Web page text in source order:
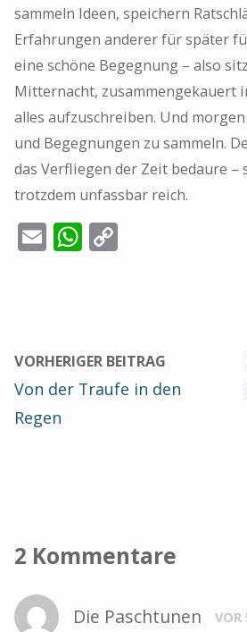
sammeln Ideen, speichern
Erfahrungen anderer für später
eine schöne Begegnung – also
Mitternacht, zusammengekauert
alles aufzuschreiben. Und
und Begegnungen zu sammeln.
das Verfliegen der Zeit bedaure –
trotzdem unfassbar reich.
E W
A
p
p
Li
n
k
VORHERIGER BEITRAG
Von der Traufe in den
Regen
2 Kommentare
Die Paschtunen VOR